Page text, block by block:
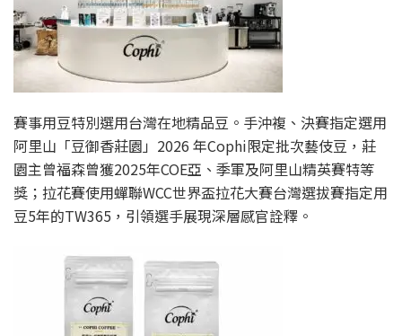
賽事用豆特別選用台灣在地精品豆。手沖複、決賽指定選用
阿里山「豆御香莊園」2026 年Cophi限定批次藝伎豆，莊
園主曾福森曾獲2025年COE亞、季軍及阿里山精英賽特等
獎；拉花賽使用蟬聯WCC世界盃拉花大賽台灣選拔賽指定用
豆5年的TW365，引領選手展現深層感官詮釋。